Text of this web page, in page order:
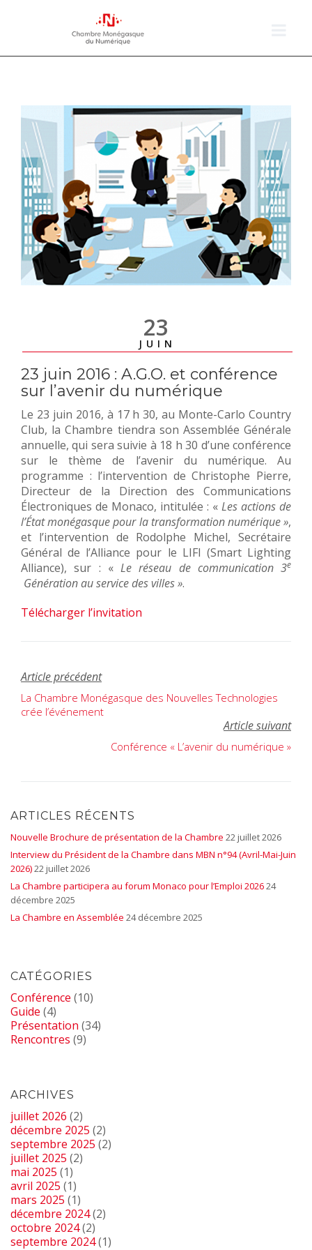
23
JUIN
23 juin 2016 : A.G.O. et conférence
sur l’avenir du numérique
Le 23 juin 2016, à 17 h 30, au Monte-Carlo Country
Club, la Chambre tiendra son Assemblée Générale
annuelle, qui sera suivie à 18 h 30 d’une conférence
sur le thème de l’avenir du numérique. Au
programme : l’intervention de Christophe Pierre,
Directeur de la Direction des Communications
Électroniques de Monaco, intitulée : « Les actions de
l’État monégasque pour la transformation numérique »,
et l’intervention de Rodolphe Michel, Secrétaire
Général de l’Alliance pour le LIFI (Smart Lighting
Alliance), sur : « Le réseau de communication 3e
Génération au service des villes ».
Télécharger l’invitation
Navigation
de
Article précédent
La Chambre Monégasque des Nouvelles Technologies
crée l’événement
Article suivant
Conférence « L’avenir du numérique »
ARTICLES RÉCENTS
Nouvelle Brochure de présentation de la Chambre 22 juillet 2026
Interview du Président de la Chambre dans MBN n°94 (Avril-Mai-Juin
2026)22 juillet 2026
La Chambre participera au forum Monaco pour l’Emploi 202624
décembre 2025
La Chambre en Assemblée 24 décembre 2025
CATÉGORIES
Conférence (10)
Guide (4)
Présentation (34)
Rencontres (9)
ARCHIVES
juillet 2026 (2)
décembre 2025 (2)
septembre 2025 (2)
juillet 2025 (2)
mai 2025 (1)
avril 2025 (1)
mars 2025 (1)
décembre 2024(2)
octobre 2024(2)
septembre 2024(1)